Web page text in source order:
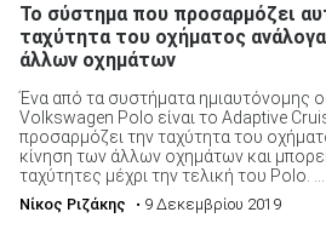
ΑΝΑΖΗΤΗΣΗ
Το σύστημα που προσαρμόζει
ταχύτητα του οχήματος
άλλων οχημάτων
Ένα από τα συστήματα ημιαυτόνομης
Volkswagen Polo είναι το Adaptive
προσαρμόζει την ταχύτητα του
κίνηση των άλλων οχημάτων και
ταχύτητες μέχρι την τελική του Polo. ...
Νίκος Ριζάκης • 9 Δεκεμβρίου 2019